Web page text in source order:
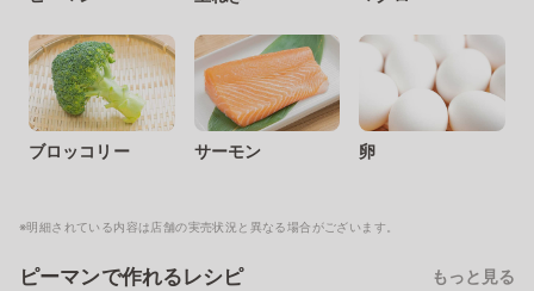
ブロッコリー サーモン 卵
※明細されている内容は店舗の実売状況と異なる場合がございます。
ピーマンで作れるレシピ もっと見る